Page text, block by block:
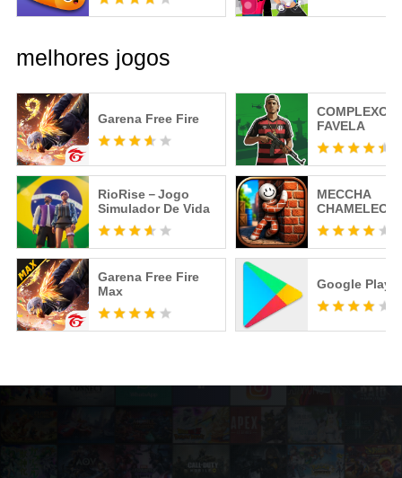
melhores jogos
Garena Free Fire
RioRise－Jogo
Simulador De Vida
Garena Free Fire
Max
COMPLEXO
FAVELA
MECCHA
CHAMELEON
Google Play